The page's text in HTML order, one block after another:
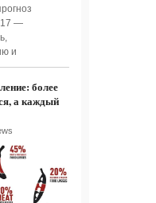
—
и
более
а каждый